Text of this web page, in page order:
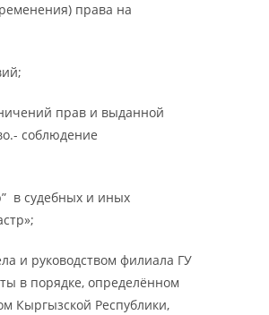
права на
прав и выданной
соблюдение
в судебных и иных
и руководством филиала ГУ
в порядке, определённом
Кыргызской Республики,